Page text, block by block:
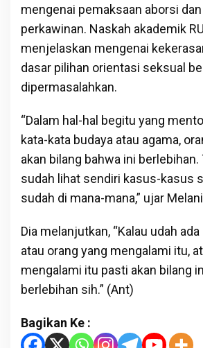
mengenai pemaksaan aborsi
perkawinan. Naskah akademik
menjelaskan mengenai
dasar pilihan orientasi seksual
dipermasalahkan.
“Dalam hal-hal begitu yang
kata-kata budaya atau agama,
akan bilang bahwa ini berlebihan.
sudah lihat sendiri kasus-kasus
sudah di mana-mana,” ujar
Dia melanjutkan, “Kalau udah
atau orang yang mengalami itu,
mengalami itu pasti akan bilang
berlebihan sih.” (Ant)
Bagikan Ke :